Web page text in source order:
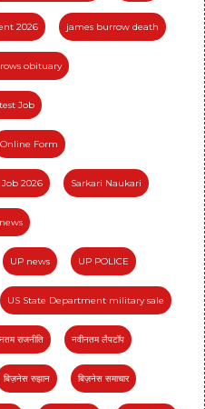
2026 james burrow death
obituary
Job
Online Form
2026 Sarkari Naukari
UP news UP POLICE
US State Department military sale
राजनीति नवीनतम लैपटॉप
बिज़नेस रुझान बिज़नेस समाचार